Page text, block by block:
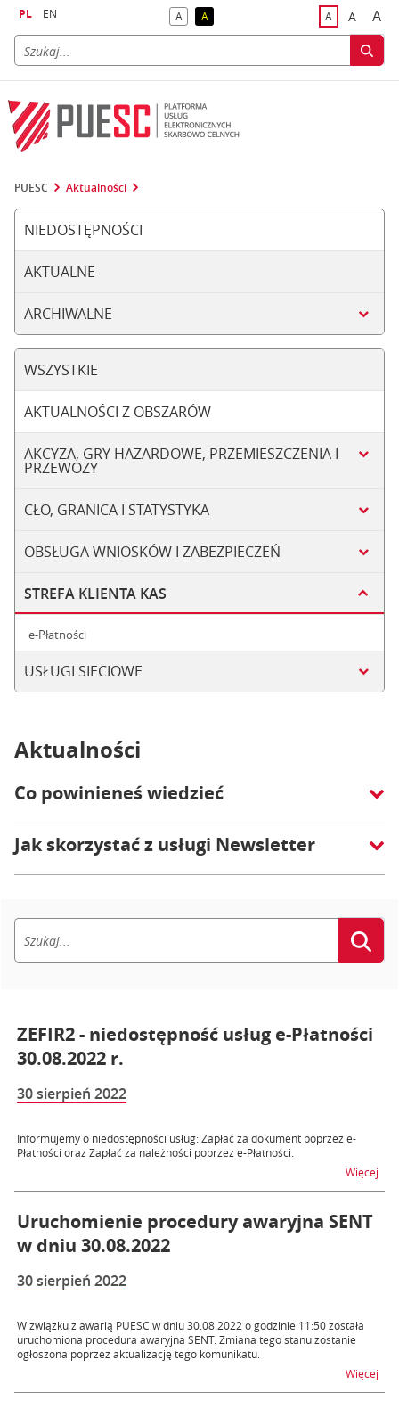
PL EN Akontrast domyślny
Akontrast żółty tekst na czarnym tle
Adomyślna
A A
PUESC Aktualności
NIEDOSTĘPNOŚCI
AKTUALNE
ARCHIWALNE
WSZYSTKIE
AKTUALNOŚCI Z OBSZARÓW
AKCYZA, GRY HAZARDOWE, PRZEMIESZCZENIA I
PRZEWOZY
CŁO, GRANICA I STATYSTYKA
OBSŁUGA WNIOSKÓW I ZABEZPIECZEŃ
STREFA KLIENTA KAS
e-Płatności
USŁUGI SIECIOWE
Aktualności
Co powinieneś wiedzieć
Jak skorzystać z usługi Newsletter
ZEFIR2 - niedostępność usług e-Płatności
30.08.2022 r.
30 sierpień 2022
Informujemy o niedostępności usług: Zapłać za dokument poprzez e-
Płatności oraz Zapłać za należności poprzez e-Płatności.
Więcej
Uruchomienie procedury awaryjna SENT
w dniu 30.08.2022
30 sierpień 2022
W związku z awarią PUESC w dniu 30.08.2022 o godzinie 11:50 została
uruchomiona procedura awaryjna SENT. Zmiana tego stanu zostanie
ogłoszona poprzez aktualizację tego komunikatu.
Więcej